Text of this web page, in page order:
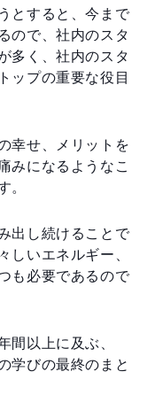
とすると、今まで
ので、社内のスタ
多く、社内のスタ
ップの重要な役目
幸せ、メリットを
みになるようなこ
。
出し続けることで
しいエネルギー、
も必要であるので
間以上に及ぶ、
学びの最終のまと